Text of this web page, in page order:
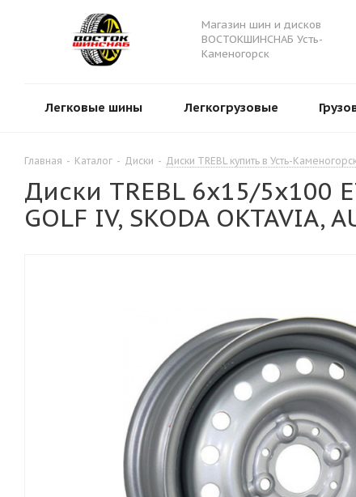
Магазин шин и дисков
ВОСТОКШИНСНАБ Усть-
Каменогорск
Легковые шины Легкогрузовые
Главная - Каталог - Диски - Диски TREBL купить в Усть-
Диски TREBL 6х15/5х100
GOLF IV, SKODA OKTAVIA,